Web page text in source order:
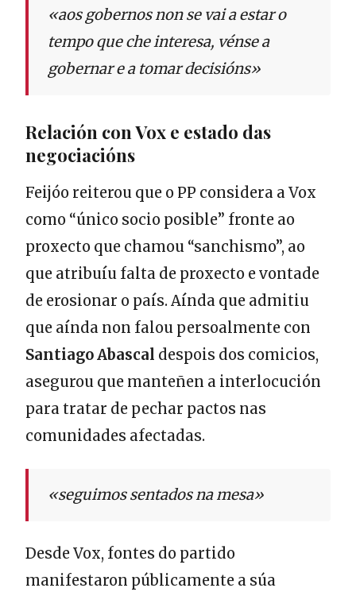
«aos gobernos non se vai a estar o
tempo que che interesa, vénse a
gobernar e a tomar decisións»
Relación con Vox e estado das
negociacións
Feijóo reiterou que o PP considera a Vox
como “único socio posible” fronte ao
proxecto que chamou “sanchismo”, ao
que atribuíu falta de proxecto e vontade
de erosionar o país. Aínda que admitiu
que aínda non falou persoalmente con
Santiago Abascal despois dos comicios,
asegurou que manteñen a interlocución
para tratar de pechar pactos nas
comunidades afectadas.
«seguimos sentados na mesa»
Desde Vox, fontes do partido
manifestaron públicamente a súa